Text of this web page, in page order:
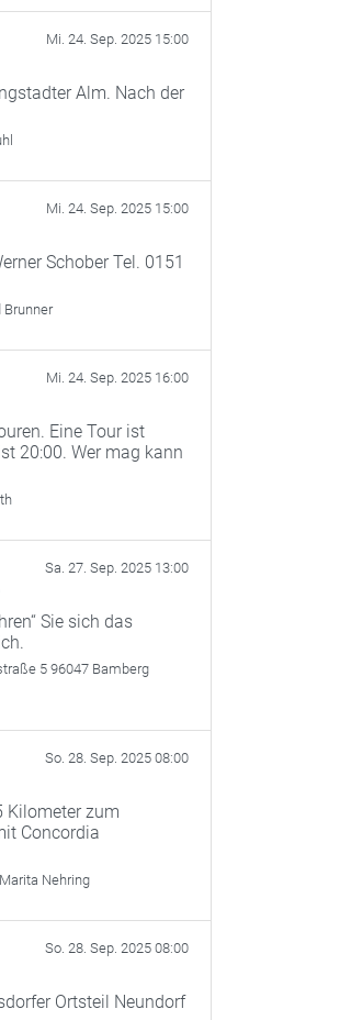
Mi. 24. Sep. 2025 15:00
Alm. Nach der
Mi. 24. Sep. 2025 15:00
Schober Tel. 0151
Brunner
Mi. 24. Sep. 2025 16:00
Eine Tour ist
20:00. Wer mag kann
Sa. 27. Sep. 2025 13:00
Sie sich das
5 96047 Bamberg
So. 28. Sep. 2025 08:00
Kilometer zum
Concordia
Nehring
So. 28. Sep. 2025 08:00
Ortsteil Neundorf